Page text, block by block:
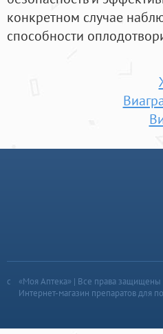
конкретном случае
способности
«Моя Аптека» | Все права защищены
Интернет-магазин препаратов для